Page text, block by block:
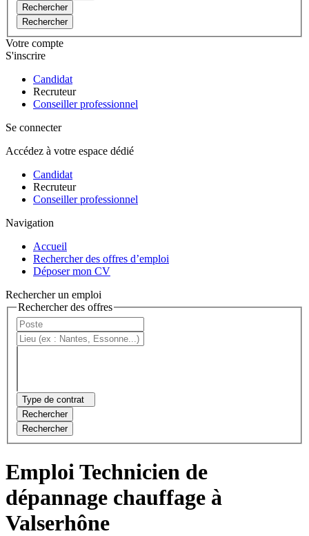
Rechercher
Rechercher
Votre compte
S'inscrire
Candidat
Recruteur
Conseiller professionnel
Se connecter
Accédez à votre espace dédié
Candidat
Recruteur
Conseiller professionnel
Navigation
Accueil
Rechercher des offres d’emploi
Déposer mon CV
Rechercher un emploi
Rechercher des offres
Type de contrat
Rechercher
Rechercher
Emploi Technicien de
dépannage chauffage à
Valserhône